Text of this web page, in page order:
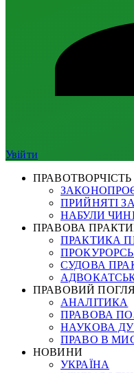
Увійти
ПРАВОТВОРЧІСТЬ
ПРИЙНЯТІ
НАБУЛИ
ПРАВОВА
ПРАКТИКА
СУДОВА
ПРАВОВИЙ
АНАЛІТИКА
ПРАВОВА
НАУКОВА
ПРАВО В
НОВИНИ
УКРАЇНА